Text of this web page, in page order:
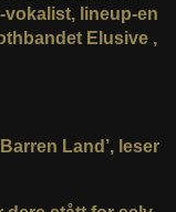
vokalist, lineup-en
Elusive ,
Land’, leser